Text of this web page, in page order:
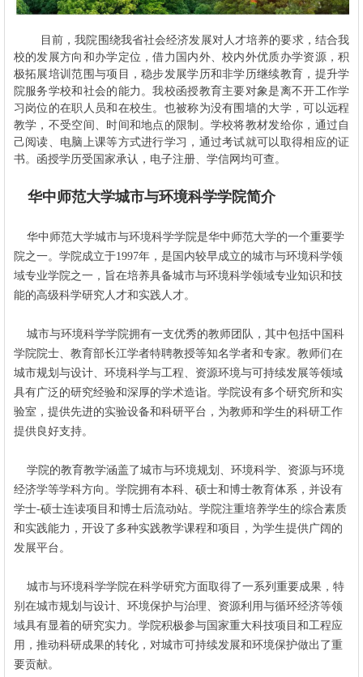
目前，我院围绕我省社会经济发展对人才培养的要求，结合我
校的发展方向和办学定位，借力国内外、校内外优质办学资源，积
极拓展培训范围与项目，稳步发展学历和非学历继续教育，提升学
院服务学校和社会的能力。我校函授教育主要对象是离不开工作学
习岗位的在职人员和在校生。也被称为没有围墙的大学，可以远程
教学，不受空间、时间和地点的限制。学校将教材发给你，通过自
己阅读、电脑上课等方式进行学习，通过考试就可以取得相应的证
书。函授学历受国家承认，电子注册、学信网均可查。
华中师范大学城市与环境科学学院简介
华中师范大学城市与环境科学学院是华中师范大学的一个重要学
院之一。学院成立于1997年，是国内较早成立的城市与环境科学领
域专业学院之一，旨在培养具备城市与环境科学领域专业知识和技
能的高级科学研究人才和实践人才。
城市与环境科学学院拥有一支优秀的教师团队，其中包括中国科
学院院士、教育部长江学者特聘教授等知名学者和专家。教师们在
城市规划与设计、环境科学与工程、资源环境与可持续发展等领域
具有广泛的研究经验和深厚的学术造诣。学院设有多个研究所和实
验室，提供先进的实验设备和科研平台，为教师和学生的科研工作
提供良好支持。
学院的教育教学涵盖了城市与环境规划、环境科学、资源与环境
经济学等学科方向。学院拥有本科、硕士和博士教育体系，并设有
学士-硕士连读项目和博士后流动站。学院注重培养学生的综合素质
和实践能力，开设了多种实践教学课程和项目，为学生提供广阔的
发展平台。
城市与环境科学学院在科学研究方面取得了一系列重要成果，特
别在城市规划与设计、环境保护与治理、资源利用与循环经济等领
域具有显着的研究实力。学院积极参与国家重大科技项目和工程应
用，推动科研成果的转化，对城市可持续发展和环境保护做出了重
要贡献。